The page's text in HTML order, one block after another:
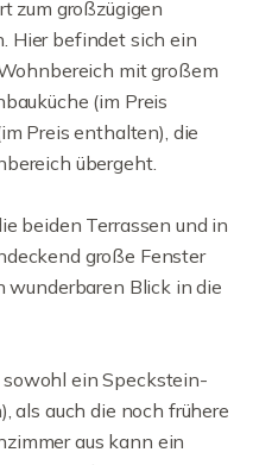
zum großzügigen
Hier befindet sich ein
mit großem
(im Preis
Preis enthalten), die
übergeht.
beiden Terrassen und in
große Fenster
wunderbaren Blick in die
ein Speckstein-
als auch die noch frühere
aus kann ein